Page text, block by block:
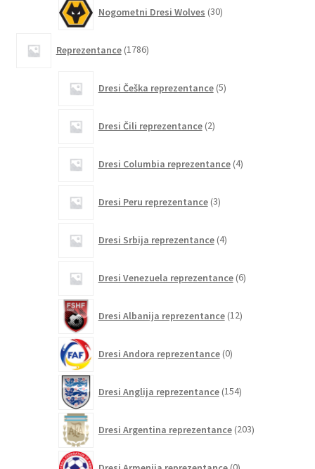
Nogometni Dresi Wolves 30izdelkov
Reprezentance 1786izdelkov
Dresi Češka reprezentance 5izdelkov
Dresi Čili reprezentance 2izdelka
Dresi Columbia reprezentance 4izdelki
Dresi Peru reprezentance 3izdelki
Dresi Srbija reprezentance 4izdelki
Dresi Venezuela reprezentance 6izdelkov
Dresi Albanija reprezentance 12izdelkov
Dresi Andora reprezentance 0izdelkov
Dresi Anglija reprezentance 154izdelkov
Dresi Argentina reprezentance 203izdelki